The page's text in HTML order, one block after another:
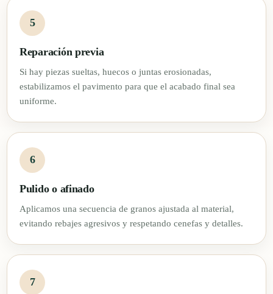
Reparación previa
Si hay piezas sueltas, huecos o juntas erosionadas,
estabilizamos el pavimento para que el acabado final sea
uniforme.
Pulido o afinado
Aplicamos una secuencia de granos ajustada al material,
evitando rebajes agresivos y respetando cenefas y detalles.